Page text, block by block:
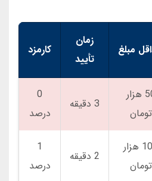
مبلغ
زمان
تأیید
کارمزد
50 هزار
تومان
3 دقیقه
0
درصد
100 هزار
تومان
2 دقیقه
1
درصد